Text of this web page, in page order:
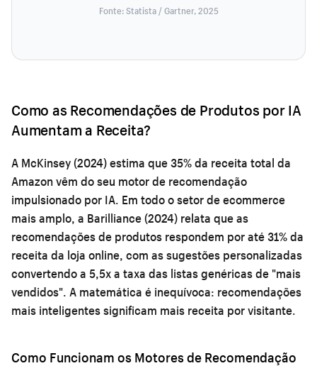
Fonte: Statista / Gartner, 2025
Como as Recomendações de Produtos por IA
Aumentam a Receita?
A McKinsey (2024) estima que 35% da receita total da
Amazon vêm do seu motor de recomendação
impulsionado por IA. Em todo o setor de ecommerce
mais amplo, a Barilliance (2024) relata que as
recomendações de produtos respondem por até 31% da
receita da loja online, com as sugestões personalizadas
convertendo a 5,5x a taxa das listas genéricas de "mais
vendidos". A matemática é inequívoca: recomendações
mais inteligentes significam mais receita por visitante.
Como Funcionam os Motores de Recomendação